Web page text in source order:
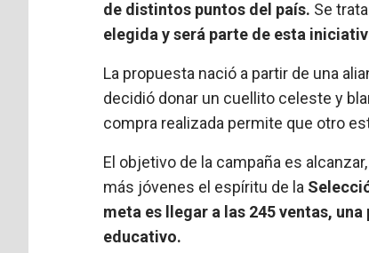
de distintos puntos del país. Se
elegida y será parte de esta
La propuesta nació a partir de una
decidió donar un cuellito celeste y
compra realizada permite que otro
El objetivo de la campaña es
más jóvenes el espíritu de la
meta es llegar a las 245 ventas,
educativo.